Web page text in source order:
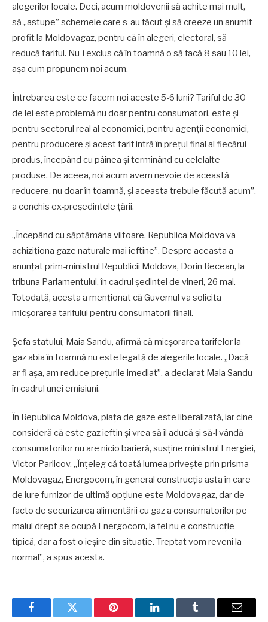
alegerilor locale. Deci, acum moldovenii să achite mai mult,
să „astupe” schemele care s-au făcut și să creeze un anumit
profit la Moldovagaz, pentru că în alegeri, electoral, să
reducă tariful. Nu-i exclus că în toamnă o să facă 8 sau 10 lei,
așa cum propunem noi acum.
Întrebarea este ce facem noi aceste 5-6 luni? Tariful de 30
de lei este problemă nu doar pentru consumatori, este și
pentru sectorul real al economiei, pentru agenții economici,
pentru producere și acest tarif intră în prețul final al fiecărui
produs, începând cu pâinea și terminând cu celelalte
produse. De aceea, noi acum avem nevoie de această
reducere, nu doar în toamnă, și aceasta trebuie făcută acum”,
a conchis ex-președintele țării.
„Începând cu săptămâna viitoare, Republica Moldova va
achiziționa gaze naturale mai ieftine”. Despre aceasta a
anunțat prim-ministrul Republicii Moldova, Dorin Recean, la
tribuna Parlamentului, în cadrul ședinței de vineri, 26 mai.
Totodată, acesta a menționat că Guvernul va solicita
micșorarea tarifului pentru consumatorii finali.
Șefa statului, Maia Sandu, afirmă că micșorarea tarifelor la
gaz abia în toamnă nu este legată de alegerile locale. „Dacă
ar fi așa, am reduce prețurile imediat”, a declarat Maia Sandu
în cadrul unei emisiuni.
În Republica Moldova, piața de gaze este liberalizată, iar cine
consideră că este gaz ieftin și vrea să îl aducă și să-l vândă
consumatorilor nu are nicio barieră, susține ministrul Energiei,
Victor Parlicov. „Înțeleg că toată lumea privește prin prisma
Moldovagaz, Energocom, în general construcția asta în care
de iure furnizor de ultimă opțiune este Moldovagaz, dar de
facto de securizarea alimentării cu gaz a consumatorilor pe
malul drept se ocupă Energocom, la fel nu e construcție
tipică, dar a fost o ieșire din situație. Treptat vom reveni la
normal”, a spus acesta.
FacebookTwitter Pinterest LinkedInTumblr Email